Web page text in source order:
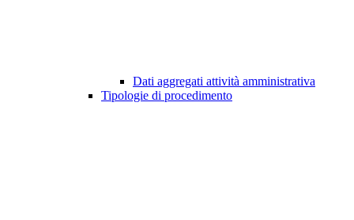
Dati aggregati attività amministrativa
Tipologie di procedimento